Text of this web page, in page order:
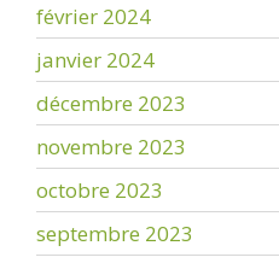
février 2024
janvier 2024
décembre 2023
novembre 2023
octobre 2023
septembre 2023